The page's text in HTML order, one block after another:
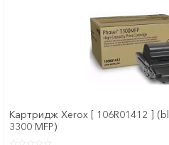
Картридж Xerox [ 106R01412 ]
3300 MFP)